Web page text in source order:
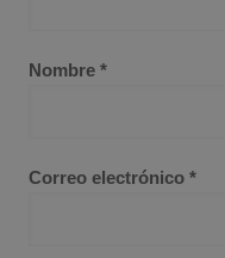
Nombre *
Correo electrónico *